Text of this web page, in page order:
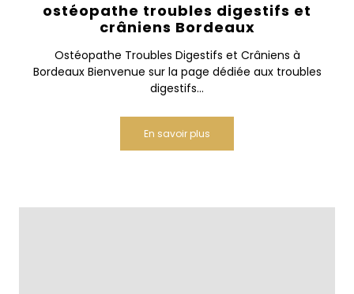
ostéopathe troubles digestifs et
crâniens Bordeaux
Ostéopathe Troubles Digestifs et Crâniens à
Bordeaux Bienvenue sur la page dédiée aux troubles
digestifs...
En savoir plus